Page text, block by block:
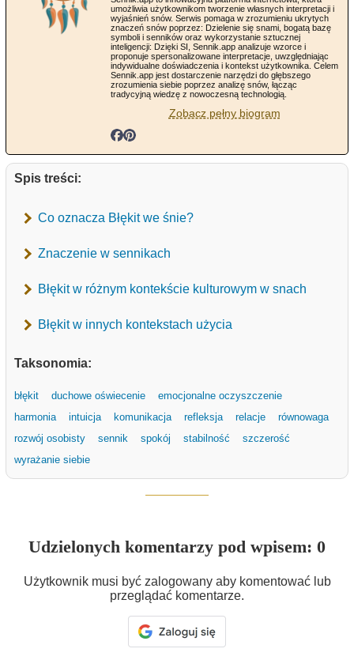
umożliwia użytkownikom tworzenie własnych interpretacji i
wyjaśnień snów. Serwis pomaga w zrozumieniu ukrytych
znaczeń snów poprzez: Dzielenie się snami, bogatą bazę
symboli i senników oraz wykorzystanie sztucznej
inteligencji: Dzięki SI, Sennik.app analizuje wzorce i
proponuje spersonalizowane interpretacje, uwzględniając
indywidualne doświadczenia i kontekst użytkownika. Celem
Sennik.app jest dostarczenie narzędzi do głębszego
zrozumienia siebie poprzez analizę snów, łącząc
tradycyjną wiedzę z nowoczesną technologią.
Zobacz pełny biogram
Spis treści:
Co oznacza Błękit we śnie?
Znaczenie w sennikach
Błękit w różnym kontekście kulturowym w snach
Błękit w innych kontekstach użycia
Taksonomia:
błękit duchowe oświecenie
emocjonalne oczyszczenie
harmonia
intuicja komunikacja refleksja relacje
równowaga
rozwój osobisty
sennik spokój stabilność
szczerość
wyrażanie siebie
Udzielonych komentarzy pod wpisem: 0
Użytkownik musi być zalogowany aby komentować lub
przeglądać komentarze.